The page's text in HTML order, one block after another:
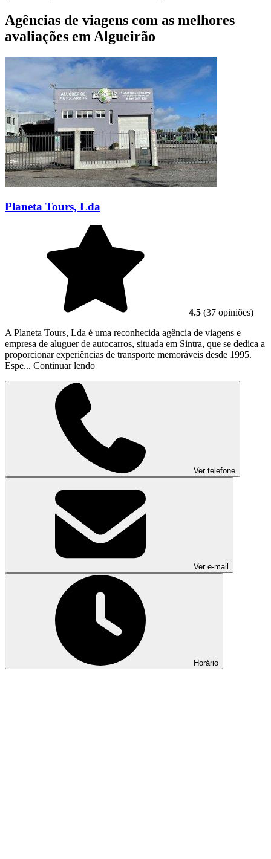
Agências de viagens com as melhores
avaliações em Algueirão
Planeta Tours, Lda
4.5 (37 opiniões)
A Planeta Tours, Lda é uma reconhecida agência de viagens e
empresa de aluguer de autocarros, situada em Sintra, que se dedica a
proporcionar experiências de transporte memoráveis desde 1995.
Espe... Continuar lendo
Ver telefone
Ver e-mail
Horário